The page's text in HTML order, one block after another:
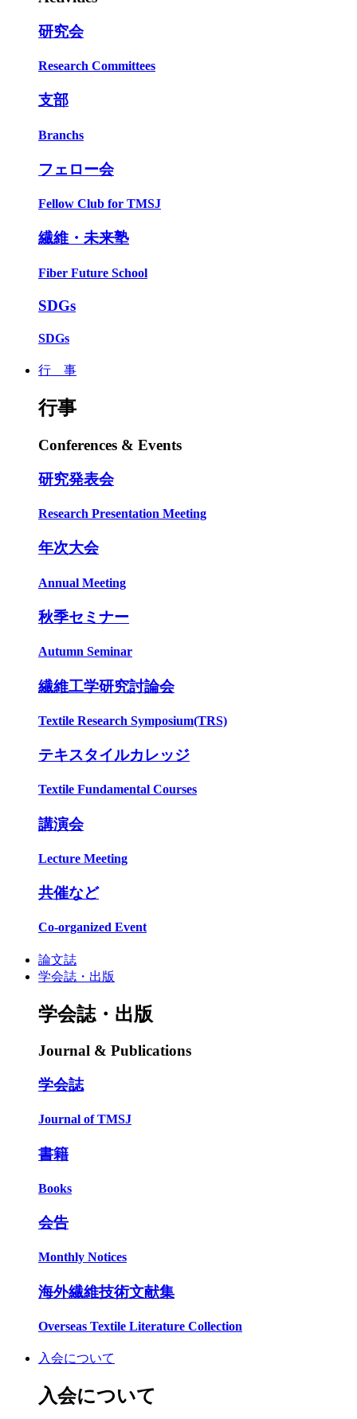
研究会
Research Committees
支部
Branchs
フェロー会
Fellow Club for TMSJ
繊維・未来塾
Fiber Future School
SDGs
SDGs
行 事
行事
Conferences & Events
研究発表会
Research Presentation Meeting
年次大会
Annual Meeting
秋季セミナー
Autumn Seminar
繊維工学研究討論会
Textile Research Symposium(TRS)
テキスタイルカレッジ
Textile Fundamental Courses
講演会
Lecture Meeting
共催など
Co-organized Event
論文誌
学会誌・出版
学会誌・出版
Journal & Publications
学会誌
Journal of TMSJ
書籍
Books
会告
Monthly Notices
海外繊維技術文献集
Overseas Textile Literature Collection
入会について
入会について